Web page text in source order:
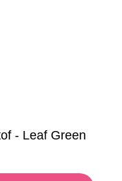
- Leaf Green